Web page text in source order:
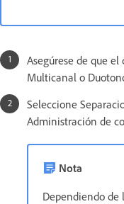
Asegúrese de que
Multicanal o
Seleccione
Administración de
Nota
Dependiendo de